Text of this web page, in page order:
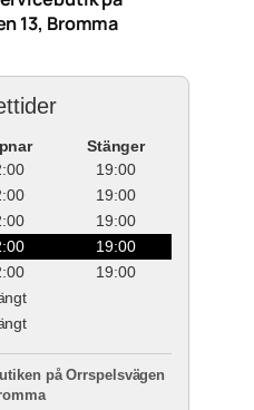
13, Bromma
Stänger
19:00
19:00
19:00
19:00
19:00
på Orrspelsvägen